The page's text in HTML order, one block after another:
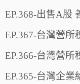
EP.368-出售A股
EP.367-台灣營
EP.366-台灣營
EP.365-台灣企